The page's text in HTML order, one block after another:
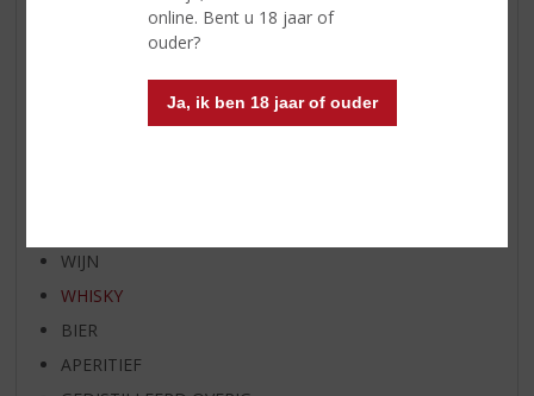
online. Bent u 18 jaar of
ouder?
Ja, ik ben 18 jaar of ouder
AANBIEDINGEN
WIJN VAN DE MAAND
RUM VAN DE MAAND
WIJN
WHISKY
BIER
APERITIEF